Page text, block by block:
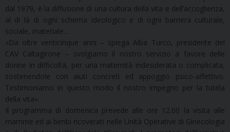
dal 1979, è la diffusione di una cultura della vita e dell’accoglienza,
al di là di ogni schema ideologico e di ogni barriera culturale,
sociale, materiale…
«Da oltre venticinque anni – spiega Alba Turco, presidente del
CAV Caltagirone – svolgiamo il nostro servizio a favore delle
donne in difficoltà, per una maternità indesiderata o complicata,
sostenendole con aiuti concreti ed appoggio psico-affettivo.
Testimoniamo in questo modo il nostro impegno per la tutela
della vita».
Il programma di domenica prevede alle ore 12.00 la visita alle
mamme ed ai bimbi ricoverati nelle Unità Operative di Ginecologia